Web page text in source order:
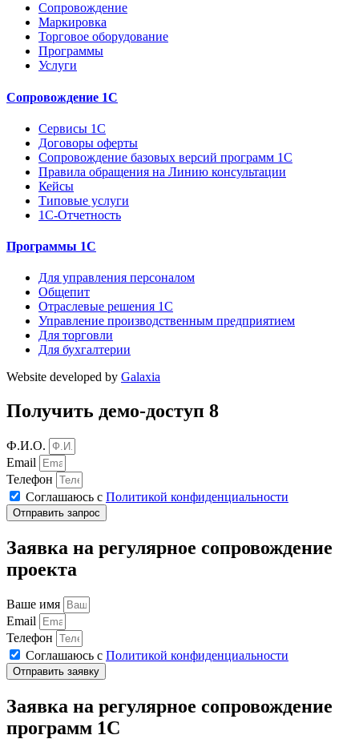
Сопровождение
Маркировка
Торговое оборудование
Программы
Услуги
Сопровождение 1С
Сервисы 1С
Договоры оферты
Сопровождение базовых версий программ 1С
Правила обращения на Линию консультации
Кейсы
Типовые услуги
1С-Отчетность
Программы 1С
Для управления персоналом
Общепит
Отраслевые решения 1С
Управление производственным предприятием
Для торговли
Для бухгалтерии
Website developed by Galaxia
Получить демо-доступ 8
Ф.И.О.
Email
Телефон
Соглашаюсь с Политикой конфиденциальности
Отправить запрос
Заявка на регулярное сопровождение
проекта
Ваше имя
Email
Телефон
Соглашаюсь с Политикой конфиденциальности
Отправить заявку
Заявка на регулярное сопровождение
программ 1С